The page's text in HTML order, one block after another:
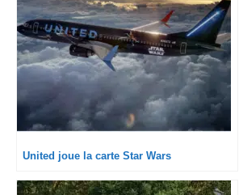
United joue la carte Star Wars